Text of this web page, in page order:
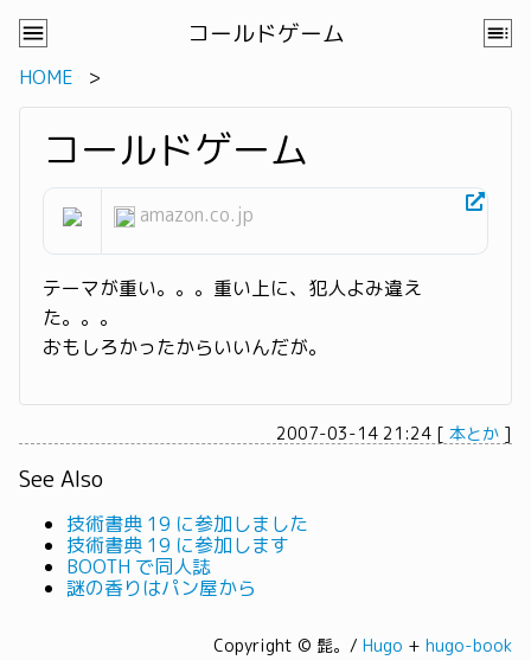
コールドゲーム
HOME
コールドゲーム
amazon.co.jp
テーマが重い。。。重い上に、犯人よみ違え
た。。。
おもしろかったからいいんだが。
2007-03-14 21:24 [ 本とか ]
See Also
技術書典 19 に参加しました
技術書典 19 に参加します
BOOTH で同人誌
謎の香りはパン屋から
Copyright © 髭。/ Hugo + hugo-book